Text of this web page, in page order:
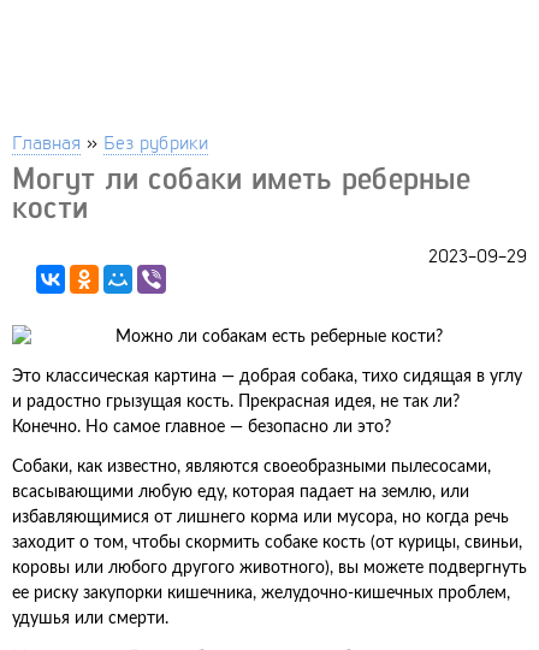
Главная » Без рубрики
Могут ли собаки иметь реберные
кости
2023-09-29
Это классическая картина — добрая собака, тихо сидящая в углу
и радостно грызущая кость. Прекрасная идея, не так ли?
Конечно. Но самое главное — безопасно ли это?
Собаки, как известно, являются своеобразными пылесосами,
всасывающими любую еду, которая падает на землю, или
избавляющимися от лишнего корма или мусора, но когда речь
заходит о том, чтобы скормить собаке кость (от курицы, свиньи,
коровы или любого другого животного), вы можете подвергнуть
ее риску закупорки кишечника, желудочно-кишечных проблем,
удушья или смерти.